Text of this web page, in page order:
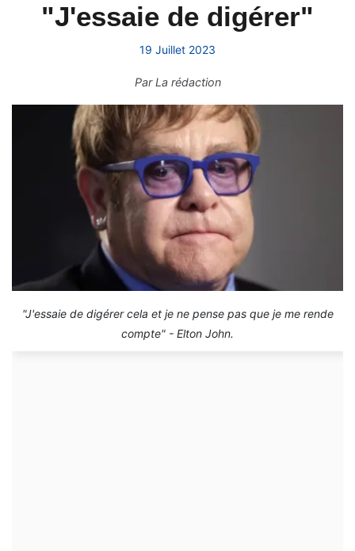
"J'essaie de digérer"
19 Juillet 2023
ParLa rédaction
"J'essaie de digérer cela et je ne pense pas que je me rende
compte" - Elton John.